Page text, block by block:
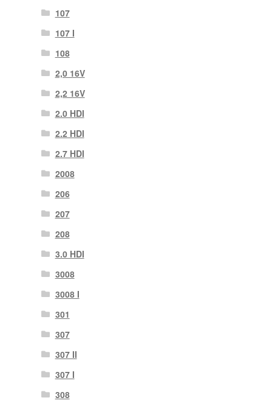
107
107 Ι
108
2,0 16V
2,2 16V
2.0 HDI
2.2 HDI
2.7 HDI
2008
206
207
208
3.0 HDI
3008
3008 Ι
301
307
307 II
307 Ι
308